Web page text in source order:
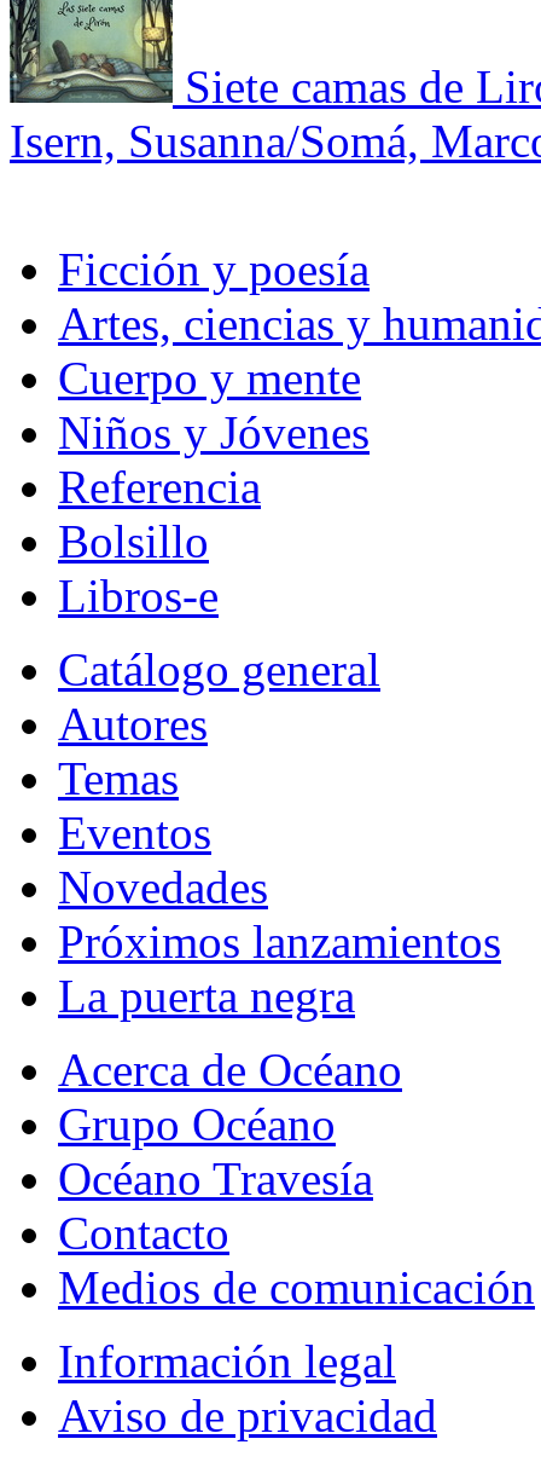
Siete camas de
Isern, Susanna/Somá,
Ficción y poesía
Artes, ciencias y
Cuerpo y mente
Niños y Jóvenes
Referencia
Bolsillo
Libros-e
Catálogo general
Autores
Temas
Eventos
Novedades
Próximos lanzamientos
La puerta negra
Acerca de Océano
Grupo Océano
Océano Travesía
Contacto
Medios de comunicación
Información legal
Aviso de privacidad